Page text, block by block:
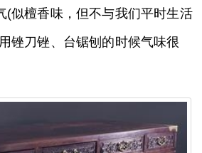
(似檀香味，但不与我们平时生活
锉刀锉、台锯刨的时候气味很